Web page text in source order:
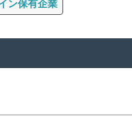
ン保有企業